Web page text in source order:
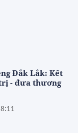
Đắk Lắk: Kết
- đưa thương